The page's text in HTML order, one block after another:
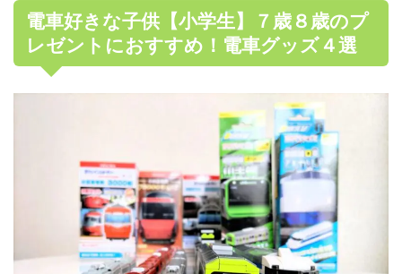
電車好きな子供【小学生】７歳８歳のプ
レゼントにおすすめ！電車グッズ４選